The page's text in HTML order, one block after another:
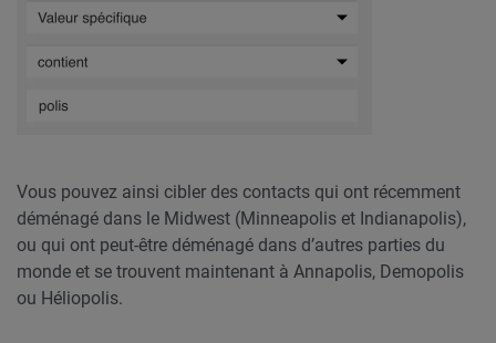
Vous pouvez ainsi cibler des contacts qui ont récemment
déménagé dans le Midwest (Minneapolis et Indianapolis),
ou qui ont peut-être déménagé dans d’autres parties du
monde et se trouvent maintenant à Annapolis, Demopolis
ou Héliopolis.